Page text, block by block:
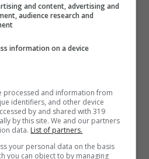
and content, advertising and
audience research and
information on a device
processed and information from
identifiers, and other device
by and shared with 319
by this site. We and our partners
data. List of partners.
your personal data on the basis
you can object to by managing